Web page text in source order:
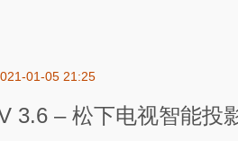
01-05 21:25
3.6 – 松下电视智能投
具 2020-09-19